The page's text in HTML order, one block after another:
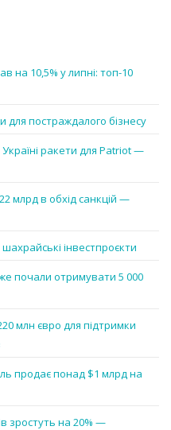
на 10,5% у липні: топ-10
постраждалого бізнесу
ракети для Patriot —
млрд в обхід санкцій —
інвестпроєкти
почали отримувати 5 000
млн євро для підтримки
продає понад $1 млрд на
зростуть на 20% —